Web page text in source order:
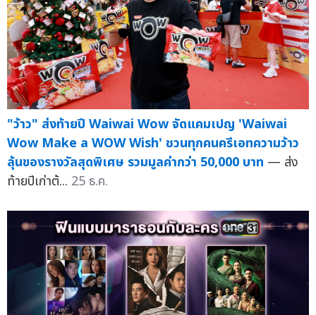
"ว้าว" ส่งท้ายปี Waiwai Wow จัดแคมเปญ 'Waiwai
Wow Make a WOW Wish' ชวนทุกคนครีเอทความว้าว
ลุ้นของรางวัลสุดพิเศษ รวมมูลค่ากว่า 50,000 บาท — ส่ง
ท้ายปีเก่าต้... 25 ธ.ค.